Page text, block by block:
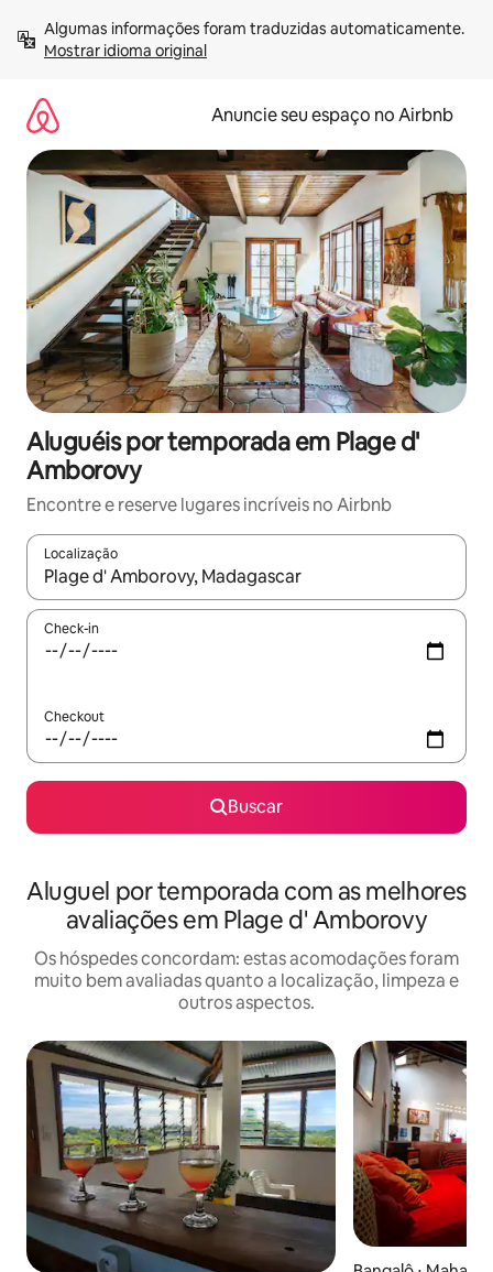
para
Mostrar idioma original
Anuncie seu espaço no Airbnb
Aluguéis por temporada em Plage d'
Amborovy
Encontre e reserve lugares incríveis no Airbnb
Localização
Quando os resultados estiverem disponíveis, explore-os
Check-in
Checkout
Buscar
Aluguel por temporada com as melhores
avaliações em Plage d' Amborovy
Os hóspedes concordam: estas acomodações foram
muito bem avaliadas quanto a localização, limpeza e
outros aspectos.